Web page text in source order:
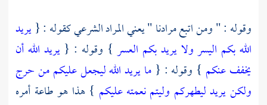
وقوله : " ومن اتبع مرادنا " يعني المراد الشرعي كقوله : {يريد
الله بكم اليسر ولا يريد بكم العسر } وقوله : {يريد الله أن
يخفف عنكم } وقوله : { ما يريد الله ليجعل عليكم من حرج
ولكن يريد ليطهركم وليتم نعمته عليكم } هذا هو طاعة أمره